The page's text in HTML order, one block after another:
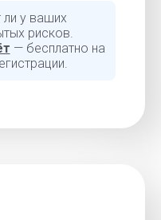
ли у ваших
рисков.
— бесплатно на